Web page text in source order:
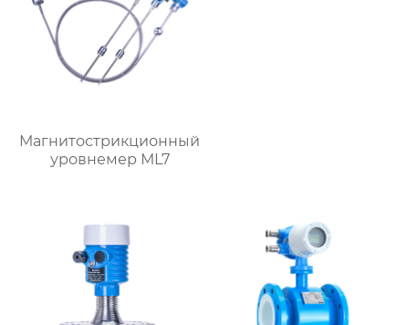
Магнитострикционный
уровнемер ML7